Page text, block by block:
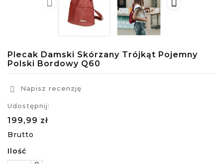
 
Plecak Damski Skórzany Trójkąt Pojemny
Polski Bordowy Q60
 Napisz recenzję
Udostępnij:
199,99 zł
Brutto
Ilość